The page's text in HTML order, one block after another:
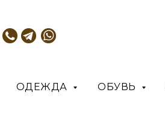
ОДЕЖДА ОБУВЬ